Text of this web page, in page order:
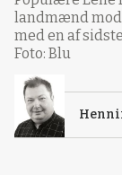
landmænd
med en af
Foto: Blu